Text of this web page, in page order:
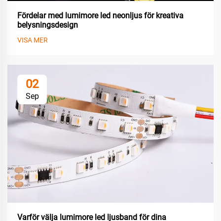
Fördelar med lumimore led neonljus för kreativa
belysningsdesign
VISA MER
02
Sep
Varför välja lumimore led ljusband för dina